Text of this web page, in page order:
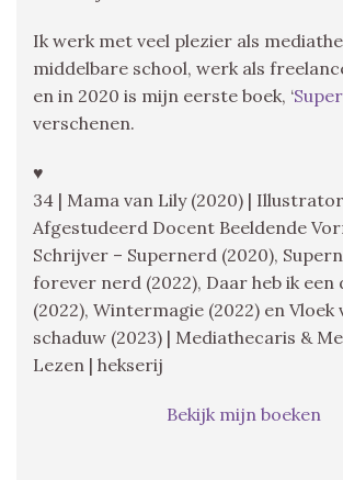
Ik werk met veel plezier als
middelbare school, werk als
en in 2020 is mijn eerste boek, ‘
verschenen.
♥
34 | Mama van Lily (2020) |
Afgestudeerd Docent Beeldende
Schrijver – Supernerd (2020),
forever nerd (2022), Daar heb ik
(2022), Wintermagie (2022) en Vloek
schaduw (2023) | Mediathecaris &
Lezen | hekserij
Bekijk mijn boeken